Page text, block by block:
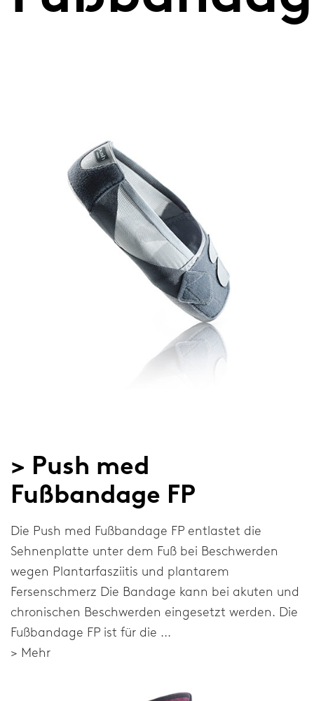
Cervicalstützen
Verletzungen
Fuß
Knoechel
Handgelenk und Daumen
Kniegelenk
Wirbelsäule
Ellenbogen
Über unser Unternehmen
Forschung und Entwicklung
Nachrichten und die Medien
Allgemeines
Kontakt
Fragen
> Push med
Fußbandage FP
Die Push med Fußbandage FP entlastet die
Sehnenplatte unter dem Fuß bei Beschwerden
wegen Plantarfasziitis und plantarem
Fersenschmerz Die Bandage kann bei akuten und
chronischen Beschwerden eingesetzt werden. Die
Fußbandage FP ist für die ...
> Mehr